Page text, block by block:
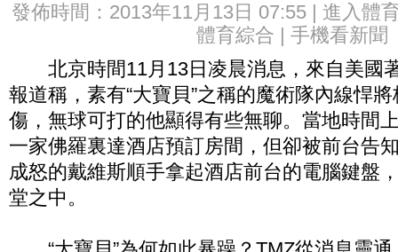
發佈時間：2013年11月13日 07:55 | 進入體
體育綜合 | 手機看新聞
北京時間11月13日凌晨消息，來自美國
報道稱，素有“大寶貝”之稱的魔術隊內線悍
傷，無球可打的他顯得有些無聊。當地時間
一家佛羅裏達酒店預訂房間，但卻被前台告
成怒的戴維斯順手拿起酒店前台的電腦鍵盤
堂之中。